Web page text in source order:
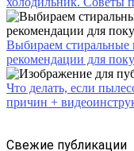
Выбираем
рекомендации для
Что делать, если
причин +
Свежие публикации